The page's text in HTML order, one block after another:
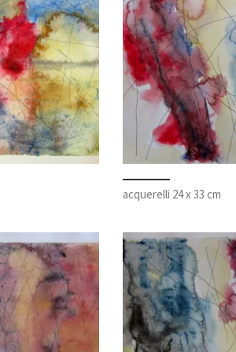
acquerelli 24 x 33 cm